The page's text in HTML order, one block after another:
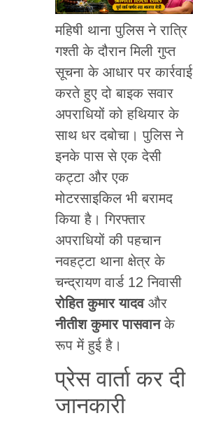
महिषी थाना पुलिस ने रात्रि
गश्ती के दौरान मिली गुप्त
सूचना के आधार पर कार्रवाई
करते हुए दो बाइक सवार
अपराधियों को हथियार के
साथ धर दबोचा। पुलिस ने
इनके पास से एक देसी
कट्टा और एक
मोटरसाइकिल भी बरामद
किया है। गिरफ्तार
अपराधियों की पहचान
नवहट्टा थाना क्षेत्र के
चन्द्रायण वार्ड 12 निवासी
रोहित कुमार यादवऔर
नीतीश कुमार पासवानके
रूप में हुई है।
प्रेस वार्ता कर दी
जानकारी